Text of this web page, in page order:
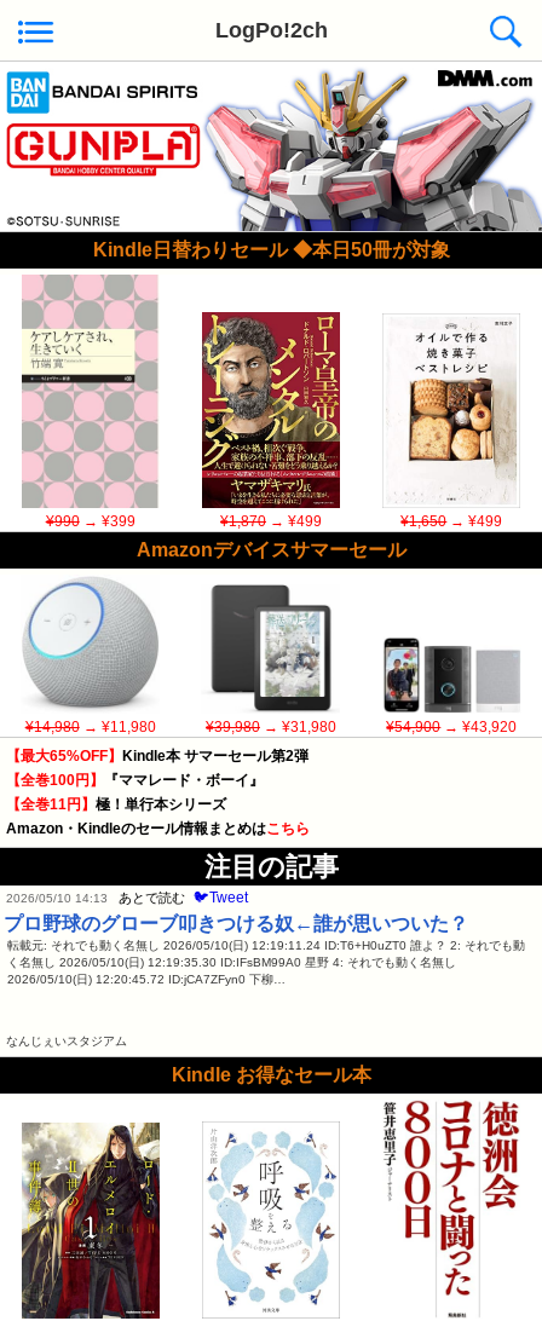
LogPo!2ch
Kindle日替わりセール ◆本日50冊が対象
¥990→ ¥399 ¥1,870→ ¥499 ¥1,650→ ¥499
Amazonデバイスサマーセール
¥14,980→ ¥11,980 ¥39,980→ ¥31,980 ¥54,900→ ¥43,920
【最大65%OFF】 Kindle本 サマーセール第2弾
【全巻100円】
『ママレード・ボーイ』
【全巻11円】 極！単行本シリーズ
Amazon・Kindleのセール情報まとめはこちら
注目の記事
2026/05/10 14:13 あとで読む 🐦Tweet
プロ野球のグローブ叩きつける奴←誰が思いついた？
転載元: それでも動く名無し 2026/05/10(日) 12:19:11.24 ID:T6+H0uZT0 誰よ？ 2: それでも動
く名無し 2026/05/10(日) 12:19:35.30 ID:IFsBM99A0 星野 4: それでも動く名無し
2026/05/10(日) 12:20:45.72 ID:jCA7ZFyn0 下柳…
なんじぇいスタジアム
Kindle お得なセール本